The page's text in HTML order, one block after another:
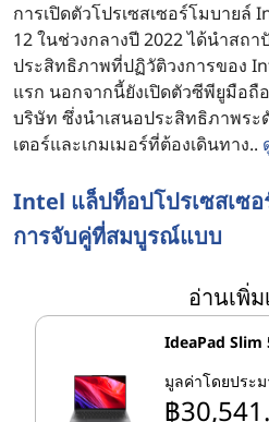
การเปิดตัวโปรเซสเซอร์โมบายล์
12 ในช่วงกลางปี 2022 ได้นําสถ
ประสิทธิภาพที่ปฏิวัติวงการของ
แรก นอกจากนี้ยังเปิดตัวซีพียูมือถื
บริษัท ซึ่งนําเสนอประสิทธิภาพระ
เตอร์และเกมเมอร์ที่ต้องเดินทาง..
Intel แล็ปท็อปโปรเซสเซ
การจับคู่ที่สมบูรณ์แบบ
ทั้งหมดอยู่ใช่ไหม พิจารณาแล็ปท็อ
Intel® ขั้นสูง ด้วยแล็ปท็อปที่ใช้
รวดเร็วและกราฟิกที่สมบูรณ์ แต่ใ
การใช้งานแบตเตอรี่ที่ยาวนานขึ้
แล็ปท็อป Intel จาก Lenovo เป็นส่
อ่านเพิ่ม
IdeaPad Slim
มูลค่าโดยประ
฿